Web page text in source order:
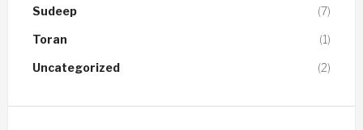
Sudeep (7)
Toran (1)
Uncategorized (2)